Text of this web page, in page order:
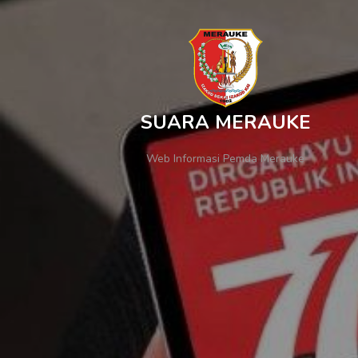
SUARA MERAUKE
Web Informasi Pemda Merauke